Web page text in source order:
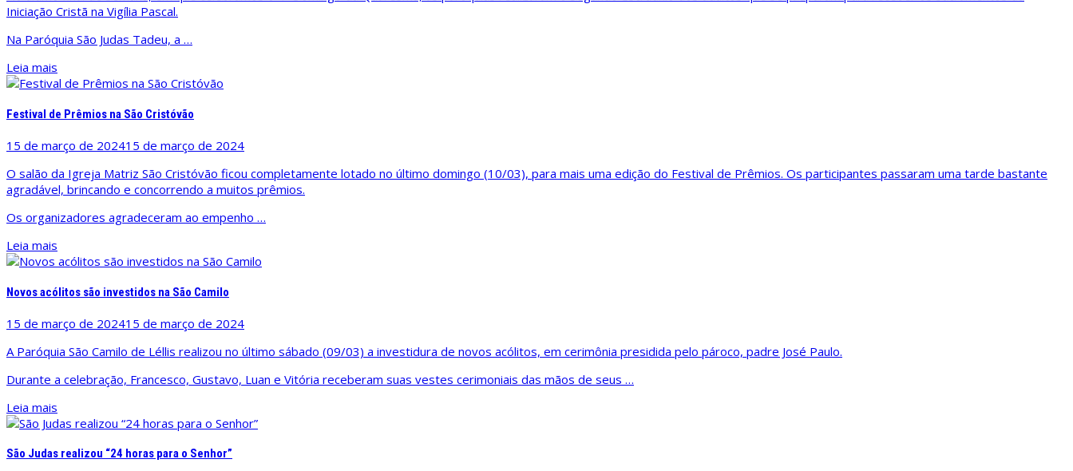
Iniciação Cristã na Vigília Pascal.
Na Paróquia São Judas Tadeu, a …
Leia mais
Festival de Prêmios na São Cristóvão
15 de março de 202415 de março de 2024
O salão da Igreja Matriz São Cristóvão ficou completamente lotado no último domingo (10/03), para mais uma edição do Festival de Prêmios. Os participantes passaram uma tarde bastante
agradável, brincando e concorrendo a muitos prêmios.
Os organizadores agradeceram ao empenho …
Leia mais
Novos acólitos são investidos na São Camilo
15 de março de 202415 de março de 2024
A Paróquia São Camilo de Léllis realizou no último sábado (09/03) a investidura de novos acólitos, em cerimônia presidida pelo pároco, padre José Paulo.
Durante a celebração, Francesco, Gustavo, Luan e Vitória receberam suas vestes cerimoniais das mãos de seus …
Leia mais
São Judas realizou “24 horas para o Senhor”